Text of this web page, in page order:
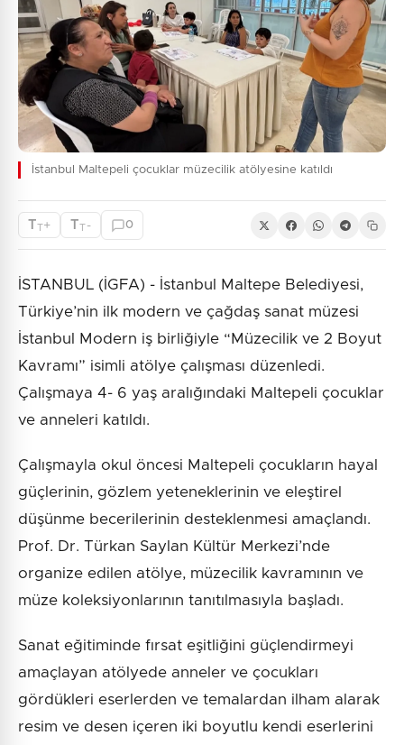
İstanbul Maltepeli çocuklar müzecilik atölyesine katıldı
TT+ TT - 0
İSTANBUL (İGFA) - İstanbul Maltepe Belediyesi,
Türkiye’nin ilk modern ve çağdaş sanat müzesi
İstanbul Modern iş birliğiyle “Müzecilik ve 2 Boyut
Kavramı” isimli atölye çalışması düzenledi.
Çalışmaya 4- 6 yaş aralığındaki Maltepeli çocuklar
ve anneleri katıldı.
Çalışmayla okul öncesi Maltepeli çocukların hayal
güçlerinin, gözlem yeteneklerinin ve eleştirel
düşünme becerilerinin desteklenmesi amaçlandı.
Prof. Dr. Türkan Saylan Kültür Merkezi’nde
organize edilen atölye, müzecilik kavramının ve
müze koleksiyonlarının tanıtılmasıyla başladı.
Sanat eğitiminde fırsat eşitliğini güçlendirmeyi
amaçlayan atölyede anneler ve çocukları
gördükleri eserlerden ve temalardan ilham alarak
resim ve desen içeren iki boyutlu kendi eserlerini